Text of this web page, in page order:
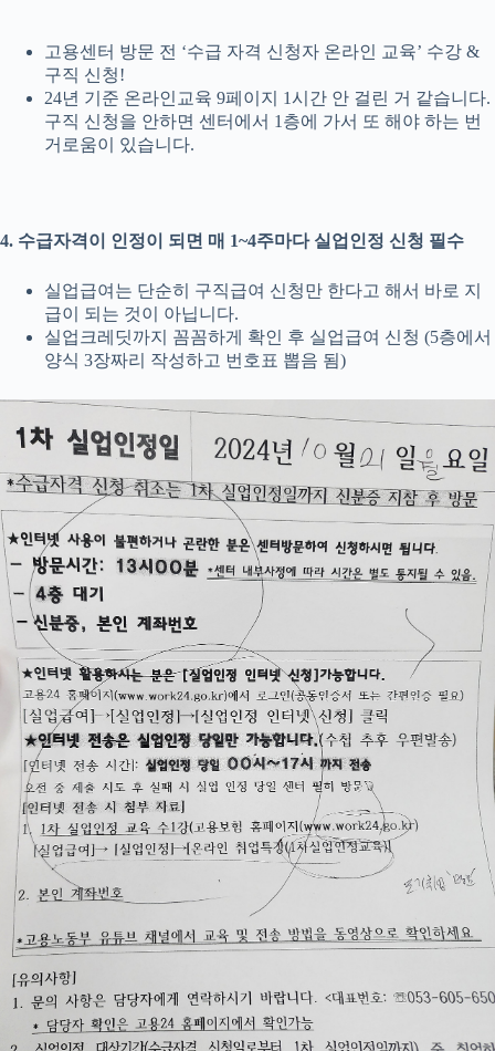
고용센터 방문 전 ‘수급 자격 신청자 온라인 교육’ 수강 &
구직 신청!
24년 기준 온라인교육 9페이지 1시간 안 걸린 거 같습니다.
구직 신청을 안하면 센터에서 1층에 가서 또 해야 하는 번
거로움이 있습니다.
4. 수급자격이 인정이 되면 매 1~4주마다 실업인정 신청 필수
실업급여는 단순히 구직급여 신청만 한다고 해서 바로 지
급이 되는 것이 아닙니다.
실업크레딧까지 꼼꼼하게 확인 후 실업급여 신청 (5층에서
양식 3장짜리 작성하고 번호표 뽑음 됨)